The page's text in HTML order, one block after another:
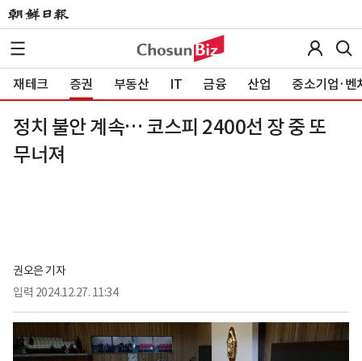
재테크 증권 부동산 IT 금융 산업 중소기업·벤
정치 불안 계속… 코스피 2400선 장 중 또
무너져
권오은 기자
입력 2024.12.27. 11:34